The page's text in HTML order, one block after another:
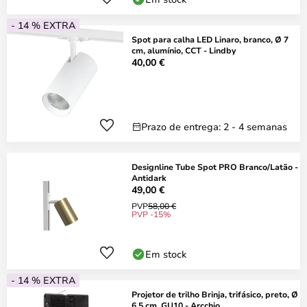
- 14 % EXTRA
Spot para calha LED Linaro, branco, Ø 7
cm, alumínio, CCT - Lindby
40,00 €
Prazo de entrega: 2 - 4 semanas
Designline Tube Spot PRO Branco/Latão -
Antidark
49,00 €
PVP58,00 €
PVP -15%
Em stock
- 14 % EXTRA
Projetor de trilho Brinja, trifásico, preto, Ø